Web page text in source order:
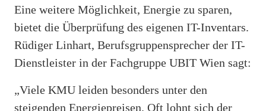
Eine weitere Möglichkeit, Energie zu sparen,
bietet die Überprüfung des eigenen IT-Inventars.
Rüdiger Linhart, Berufsgruppensprecher der IT-
Dienstleister in der Fachgruppe UBIT Wien sagt:
„Viele KMU leiden besonders unter den
steigenden Energiepreisen. Oft lohnt sich der